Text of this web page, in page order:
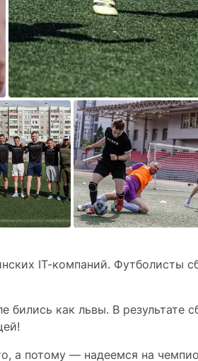
IT-компаний. Футболисты
как львы. В результате
а потому — надеемся на